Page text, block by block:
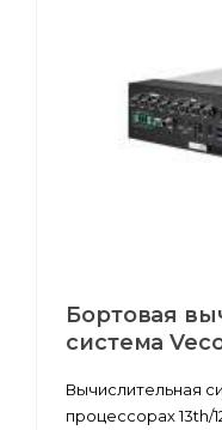
Бортовая
система
Вычислительная
процессорах 13th/